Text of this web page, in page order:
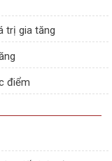
trị gia tăng
điểm